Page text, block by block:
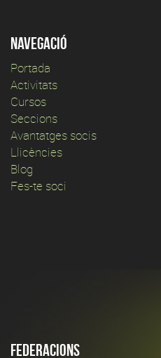
Navegació
Portada
Activitats
Cursos
Seccions
Avantatges socis
Llicències
Blog
Fes-te soci
Federacions